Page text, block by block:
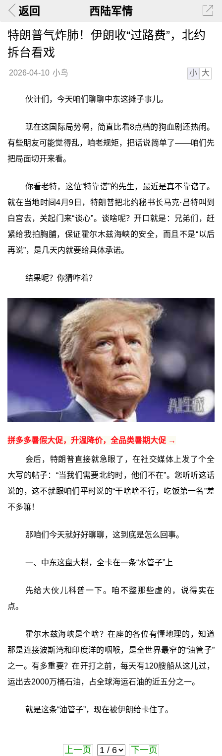
返回 西陆军情
特朗普气炸肺！伊朗收“过路费”，北约
拆台看戏
2026-04-10 小鸟 小 大
伙计们，今天咱们聊聊中东这摊子事儿。
现在这国际局势啊，简直比看8点档的狗血剧还热闹。
有些朋友可能觉得乱，咱老规矩，把话说简单了——咱们先
把局面切开来看。
你看老特，这位“特靠谱”的先生，最近是真不靠谱了。
就在当地时间4月9日，特朗普把北约秘书长马克·吕特叫到
白宫去，关起门来“谈心”。谈啥呢？开口就是：兄弟们，赶
紧给我拍胸脯，保证霍尔木兹海峡的安全，而且不是“以后
再说”，是几天内就要给具体承诺。
结果呢？你猜咋着？
拼多多暑假大促，升温降价，全品类暑期大促 →
会后，特朗普直接就急眼了，在社交媒体上发了个全
大写的帖子：“当我们需要北约时，他们不在”。您听听这话
说的，这不就跟咱们平时说的“干啥啥不行，吃饭第一名”差
不多嘛！
那咱们今天就好好聊聊，这到底是怎么回事。
一、中东这盘大棋，全卡在一条“水管子”上
先给大伙儿科普一下。咱不整那些虚的，说得实在
点。
霍尔木兹海峡是个啥？在座的各位有懂地理的，知道
那是连接波斯湾和印度洋的咽喉，是全世界最窄的“油管子”
之一。有多重要？在开打之前，每天有120艘船从这儿过，
运出去2000万桶石油，占全球海运石油的近五分之一。
就是这条“油管子”，现在被伊朗给卡住了。
上一页 下一页